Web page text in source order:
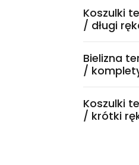
Koszulki
/ długi
Bielizna
/
Koszulki
/ krótki